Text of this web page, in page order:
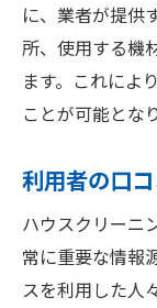
に、業者が提供
所、使用する機
ます。これによ
ことが可能とな
利用者の口
ハウスクリーニ
常に重要な情報
スを利用した人